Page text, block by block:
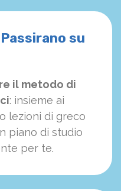
su
il metodo di
: insieme ai
lezioni di greco
piano di studio
per te.